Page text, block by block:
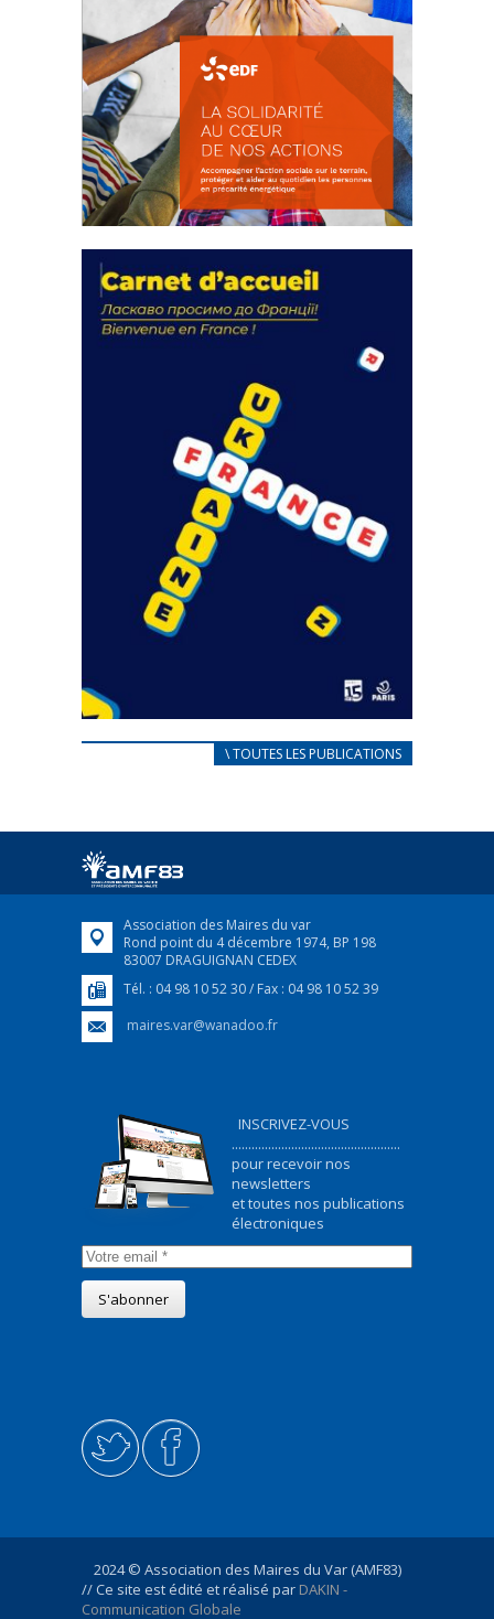
actions
18 septembre 2023
FEUILLETER
CARNET D’ACCUEIL
Afin d’accompagner au mieux les réfugiés
FEUILLETER
\ TOUTES LES PUBLICATIONS
Association des Maires du var
Rond point du 4 décembre 1974, BP 198
83007 DRAGUIGNAN CEDEX
Tél. : 04 98 10 52 30 / Fax : 04 98 10 52 39
maires.var@wanadoo.fr
INSCRIVEZ-VOUS
...................................................
pour recevoir nos
newsletters
et toutes nos publications
électroniques
2024 © Association des Maires du Var (AMF83)
// Ce site est édité et réalisé par DAKIN -
Communication Globale